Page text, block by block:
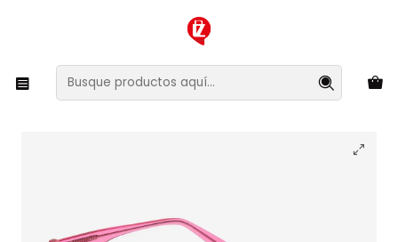
XMAS SALE ¡Compra antes de que la oferta termine!
Lentes y Accesorios Lentes de Sol
Lentes de Sol Hawkers Maze HMAZ23KBX0